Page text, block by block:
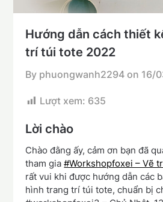
Hướng dẫn cách thiết
trí túi tote 2022
By phuongwanh2294 on 16/
Lượt xem: 635
Lời chào
Chào đằng ấy, cảm ơn bạn đã
tham gia#Workshopfoxei – Vẽ
rất vui khi được hướng dẫn các
hình trang trí túi tote, chuẩn bị